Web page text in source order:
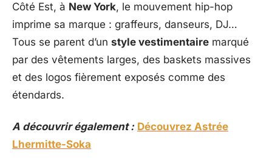
Côté Est, à New York, le mouvement hip-hop
imprime sa marque : graffeurs, danseurs, DJ…
Tous se parent d’un style vestimentaire marqué
par des vêtements larges, des baskets massives
et des logos fièrement exposés comme des
étendards.
A découvrir également : Découvrez Astrée
Lhermitte-Soka